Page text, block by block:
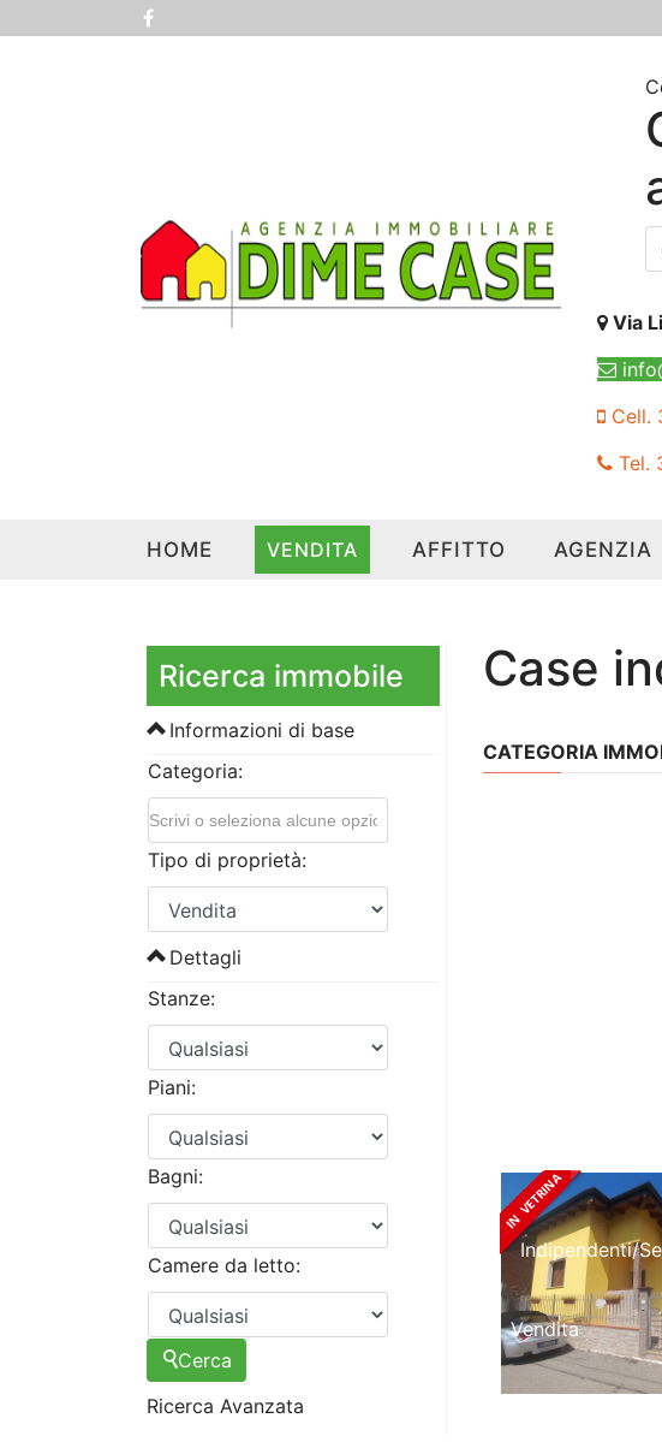
Via
Cell.
Tel.
HOME VENDITA AFFITTO AGENZIA
Ricerca immobile
Informazioni di base
Categoria:
Tipo di proprietà:
Dettagli
Stanze:
Piani:
Bagni:
Camere da letto:
Cerca
Ricerca Avanzata
Case
CATEGORIA
Indipendenti/
Vendita